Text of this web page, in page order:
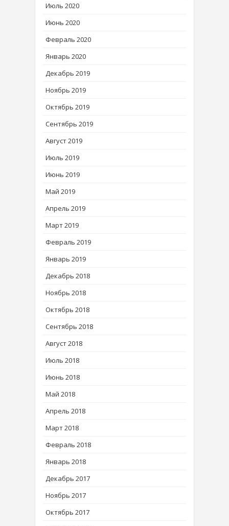
Июль 2020
Июнь 2020
Февраль 2020
Январь 2020
Декабрь 2019
Ноябрь 2019
Октябрь 2019
Сентябрь 2019
Август 2019
Июль 2019
Июнь 2019
Май 2019
Апрель 2019
Март 2019
Февраль 2019
Январь 2019
Декабрь 2018
Ноябрь 2018
Октябрь 2018
Сентябрь 2018
Август 2018
Июль 2018
Июнь 2018
Май 2018
Апрель 2018
Март 2018
Февраль 2018
Январь 2018
Декабрь 2017
Ноябрь 2017
Октябрь 2017